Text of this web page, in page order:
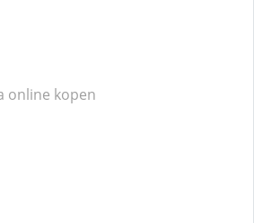
online kopen